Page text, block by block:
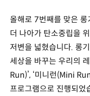
올해로 7번째를 맞은
더 나아가 탄소중립을
저변을 넓혔습니다. 롱
세상을 바꾸는 우리의
Run)’, ‘미니런(Mini
프로그램으로 진행되었